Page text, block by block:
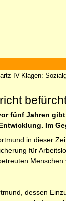
IV-Klagen:
fünf Jahren
Im
in dieser
für
dessen